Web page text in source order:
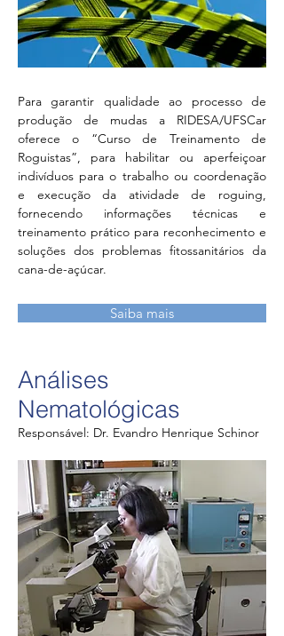
Para garantir qualidade ao processo de
produção de mudas a RIDESA/UFSCar
oferece o “Curso de Treinamento de
Roguistas”, para habilitar ou aperfeiçoar
indivíduos para o trabalho ou coordenação
e execução da atividade de roguing,
fornecendo informações técnicas e
treinamento prático para reconhecimento e
soluções dos problemas fitossanitários da
cana-de-açúcar.
Saiba mais
Análises
Nematológicas
Responsável: Dr. Evandro Henrique Schinor